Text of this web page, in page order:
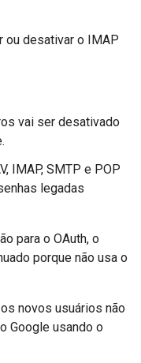
ou desativar o IMAP
vai ser desativado
IMAP, SMTP e POP
legadas
para o OAuth, o
porque não usa o
novos usuários não
Google usando o